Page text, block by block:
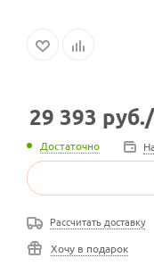
29 393 руб.
Достаточно
Рассчитать доставку
Хочу в подарок